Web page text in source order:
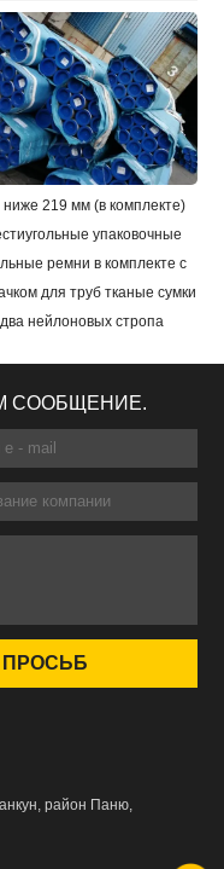
ниже 219 мм (в комплекте)
упаковочные
ремни в комплекте с
для труб тканые сумки
два нейлоновых стропа
СООБЩЕНИЕ.
район Паню,